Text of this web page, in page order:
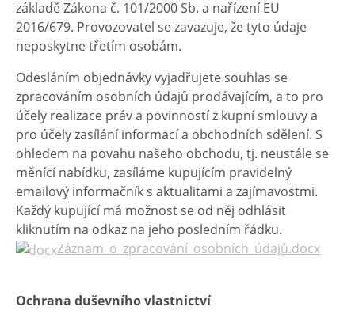
základě Zákona č. 101/2000 Sb. a nařízení EU
2016/679. Provozovatel se zavazuje, že tyto údaje
neposkytne třetím osobám.
Odesláním objednávky vyjadřujete souhlas se
zpracováním osobních údajů prodávajícím, a to pro
účely realizace práv a povinností z kupní smlouvy a
pro účely zasílání informací a obchodních sdělení. S
ohledem na povahu našeho obchodu, tj. neustále se
měnící nabídku, zasíláme kupujícím pravidelný
emailový informačník s aktualitami a zajímavostmi.
Každý kupující má možnost se od něj odhlásit
kliknutím na odkaz na jeho posledním řádku.
Záznam_o_zpracování_osobních_údajů.docx
Ochrana duševního vlastnictví